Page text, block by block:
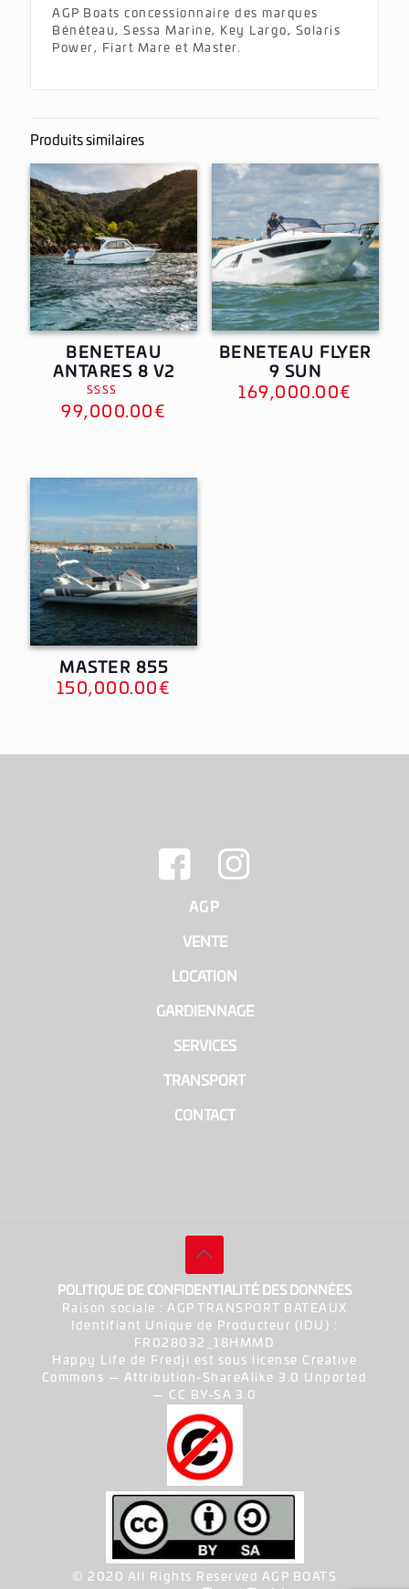
AGP Boats concessionnaire des marques
Bénéteau, Sessa Marine, Key Largo, Solaris
Power, Fiart Mare et Master.
Produits similaires
BENETEAU
ANTARES 8 V2
Note
2.60
99,000.00€
BENETEAU FLYER
9 SUN
169,000.00€
MASTER 855
150,000.00€
AGP
VENTE
LOCATION
GARDIENNAGE
SERVICES
TRANSPORT
CONTACT
POLITIQUE DE CONFIDENTIALITÉ DES DONNÉES
Raison sociale : AGP TRANSPORT BATEAUX
Identifiant Unique de Producteur (IDU) :
FR028032_18HMMD
Happy Life de Fredji est sous license Creative
Commons — Attribution-ShareAlike 3.0 Unported
— CC BY-SA 3.0
© 2020 All Rights Reserved AGP BOATS